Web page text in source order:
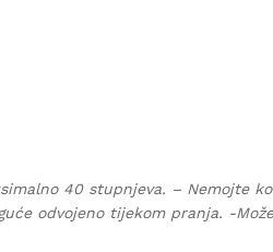
40 stupnjeva. – Nemojte
odvojeno tijekom pranja. -